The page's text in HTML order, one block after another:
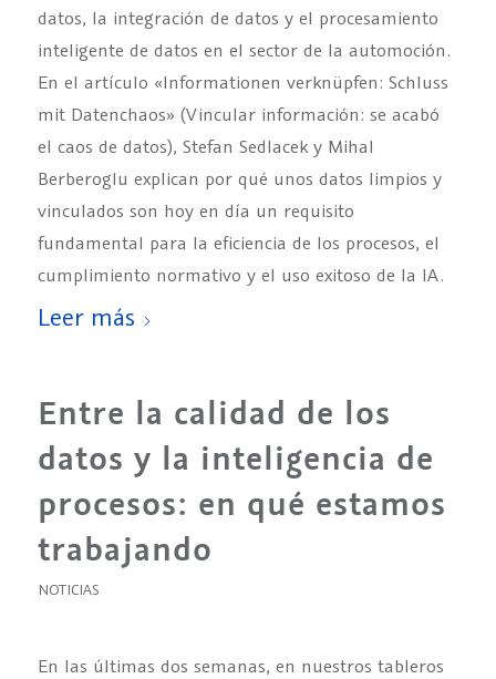
datos, la integración de datos y el procesamiento
inteligente de datos en el sector de la automoción.
En el artículo «Informationen verknüpfen: Schluss
mit Datenchaos» (Vincular información: se acabó
el caos de datos), Stefan Sedlacek y Mihal
Berberoglu explican por qué unos datos limpios y
vinculados son hoy en día un requisito
fundamental para la eficiencia de los procesos, el
cumplimiento normativo y el uso exitoso de la IA.
Leer más
Entre la calidad de los
datos y la inteligencia de
procesos: en qué estamos
trabajando
NOTICIAS
En las últimas dos semanas, en nuestros tableros